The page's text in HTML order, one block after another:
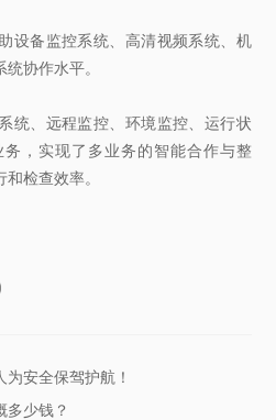
设备监控系统、高清视频系统、机
协作水平。
统、远程监控、环境监控、运行状
，实现了多业务的智能合作与整
检查效率。
为安全保驾护航！
多少钱？